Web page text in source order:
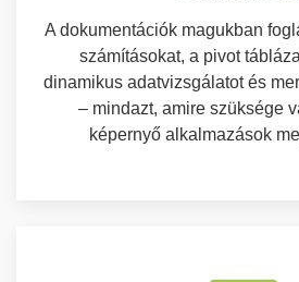
A dokumentációk magukban
számításokat, a pivot
dinamikus adatvizsgálatot és
– mindazt, amire szüksége
képernyő alkalmazások